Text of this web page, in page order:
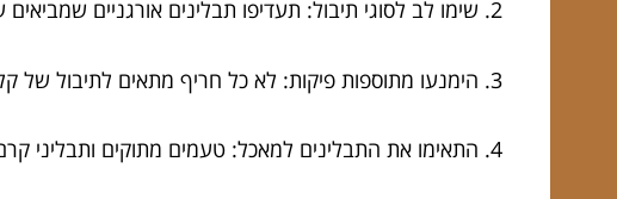
2. שימו לב לסוגי תיבול: תעדיפו תבלינים אורגניים שמביאים עימם את הטעם הטהור ביותר.
3. הימנעו מתוספות פיקות: לא כל חריף מתאים לתיבול של קלמרי.
4. התאימו את התבלינים למאכל: טעמים מתוקים ותבליני קרם לא ילכו יחד. תגוונו!